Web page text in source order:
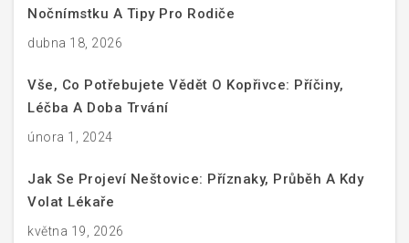
Nočnímstku A Tipy Pro Rodiče
dubna 18, 2026
Vše, Co Potřebujete Vědět O Kopřivce: Příčiny,
Léčba A Doba Trvání
února 1, 2024
Jak Se Projeví Neštovice: Příznaky, Průběh A Kdy
Volat Lékaře
května 19, 2026